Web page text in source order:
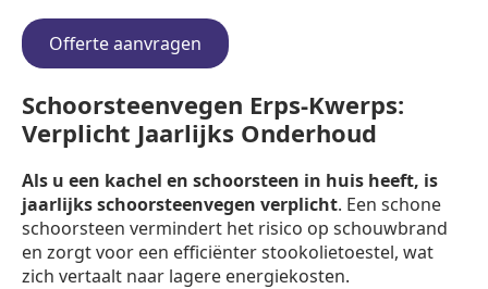
Offerte aanvragen
Schoorsteenvegen Erps-Kwerps:
Verplicht Jaarlijks Onderhoud
Als u een kachel en schoorsteen in huis heeft, is
jaarlijks schoorsteenvegen verplicht. Een schone
schoorsteen vermindert het risico op schouwbrand
en zorgt voor een efficiënter stookolietoestel, wat
zich vertaalt naar lagere energiekosten.